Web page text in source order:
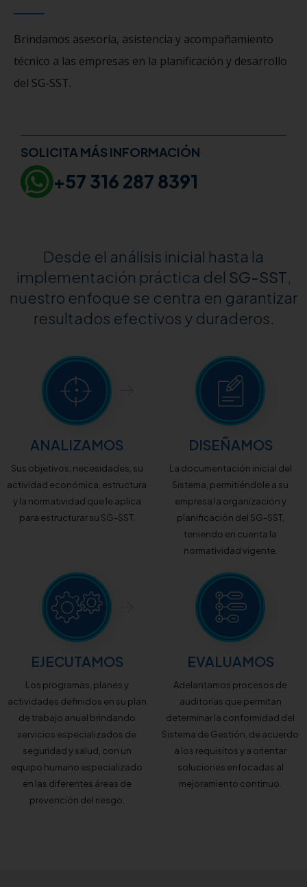
Brindamos asesoría, asistencia y acompañamiento
técnico a las empresas en la planificación y desarrollo
del SG-SST.
SOLICITA MÁS INFORMACIÓN
+57 316 287 8391
Desde el análisis inicial hasta la
implementación práctica del SG-SST,
nuestro enfoque se centra en garantizar
resultados efectivos y duraderos.
ANALIZAMOS
Sus objetivos, necesidades, su
actividad económica, estructura
y la normatividad que le aplica
para estructurar su SG-SST.
DISEÑAMOS
La documentación inicial del
Sistema, permitiéndole a su
empresa la organización y
planificación del SG-SST,
teniendo en cuenta la
normatividad vigente.
EJECUTAMOS
Los programas, planes y
actividades definidos en su plan
de trabajo anual brindando
servicios especializados de
seguridad y salud, con un
equipo humano especializado
en las diferentes áreas de
prevención del riesgo.
EVALUAMOS
Adelantamos procesos de
auditorías que permitan
determinar la conformidad del
Sistema de Gestión, de acuerdo
a los requisitos y a orientar
soluciones enfocadas al
mejoramiento continuo.